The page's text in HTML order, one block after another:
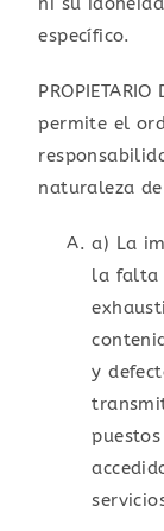
específico.
permite el
naturaleza
a) La
la falta
y